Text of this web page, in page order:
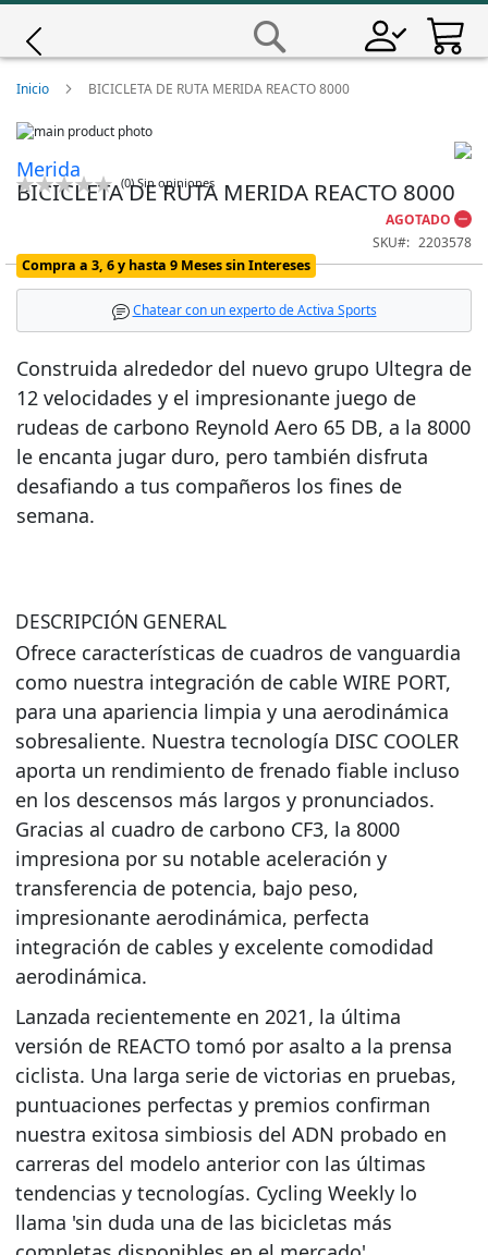
Saltar
Contenido
Inicio BICICLETA DE RUTA MERIDA REACTO 8000
Skip
the
end
gallery
to
the
images
gallery
Merida
BICICLETA DE RUTA MERIDA REACTO 8000
Calificación:
0% of100
(0)Sin opiniones
AGOTADO
SKU
2203578
Compra a 3, 6 y hasta 9 Meses sin Intereses
Chatear con un experto de Activa Sports
Construida alrededor del nuevo grupo Ultegra de
12 velocidades y el impresionante juego de
rudeas de carbono Reynold Aero 65 DB, a la 8000
le encanta jugar duro, pero también disfruta
desafiando a tus compañeros los fines de
semana.
DESCRIPCIÓN GENERAL
Ofrece características de cuadros de vanguardia
como nuestra integración de cable WIRE PORT,
para una apariencia limpia y una aerodinámica
sobresaliente. Nuestra tecnología DISC COOLER
aporta un rendimiento de frenado fiable incluso
en los descensos más largos y pronunciados.
Gracias al cuadro de carbono CF3, la 8000
impresiona por su notable aceleración y
transferencia de potencia, bajo peso,
impresionante aerodinámica, perfecta
integración de cables y excelente comodidad
aerodinámica.
Lanzada recientemente en 2021, la última
versión de REACTO tomó por asalto a la prensa
ciclista. Una larga serie de victorias en pruebas,
puntuaciones perfectas y premios confirman
nuestra exitosa simbiosis del ADN probado en
carreras del modelo anterior con las últimas
tendencias y tecnologías. Cycling Weekly lo
llama 'sin duda una de las bicicletas más
Giro
Iscali
Magene